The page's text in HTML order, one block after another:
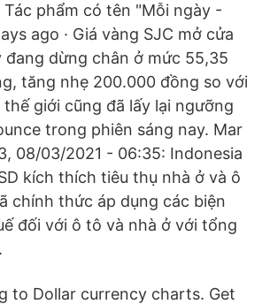
Tác phẩm có tên "Mỗi ngày -
ago · Giá vàng SJC mở cửa
đang dừng chân ở mức 55,35
tăng nhẹ 200.000 đồng so với
thế giới cũng đã lấy lại ngưỡng
trong phiên sáng nay. Mar
08/03/2021 - 06:35: Indonesia
kích thích tiêu thụ nhà ở và ô
chính thức áp dụng các biện
đối với ô tô và nhà ở với tổng
to Dollar currency charts. Get